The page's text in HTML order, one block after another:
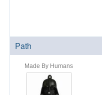
Path
Made By Humans